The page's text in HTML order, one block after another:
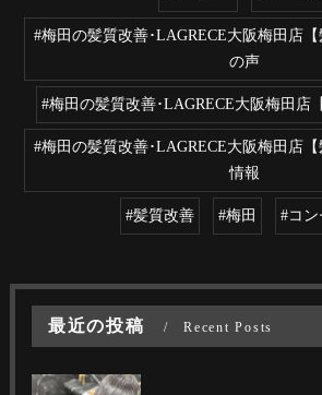
#梅田の髪質改善･LAGRECE大阪梅田店
の声
#梅田の髪質改善･LAGRECE大阪梅田店
#梅田の髪質改善･LAGRECE大阪梅田店
情報
#髪質改善 #梅田 #コン
最近の投稿 Recent Posts